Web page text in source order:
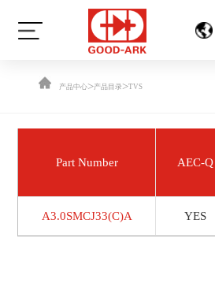
产品中心>产品目录 >TVS
Part Number AEC-Q
A3.0SMCJ33(C)A YES